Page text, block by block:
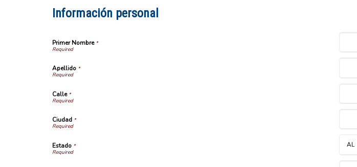
Información personal
Primer Nombre *
Apellido *
Calle*
Ciudad *
Estado *